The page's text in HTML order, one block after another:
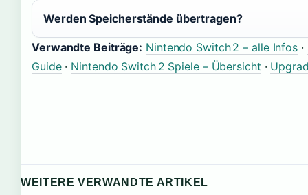
Werden Speicherstände übertragen?
Verwandte Beiträge: Nintendo Switch 2 – alle Infos ·
Guide· Nintendo Switch 2 Spiele – Übersicht ·
WEITERE VERWANDTE ARTIKEL